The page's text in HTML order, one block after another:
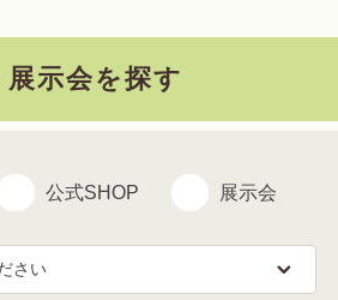
示会を探す
公式SHOP 展示会
さい